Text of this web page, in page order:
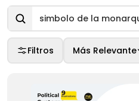
simbolo de la
Filtros Más Relevante